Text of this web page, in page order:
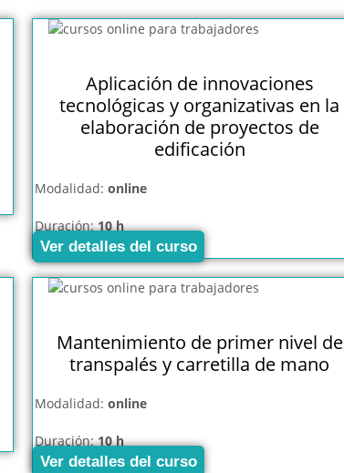
Aplicación de innovaciones
tecnológicas y organizativas en la
elaboración de proyectos de
edificación
Modalidad:online
Duración:10 h
Ver detalles del curso
Mantenimiento de primer nivel de
transpalés y carretilla de mano
Modalidad:online
Duración:10 h
Ver detalles del curso